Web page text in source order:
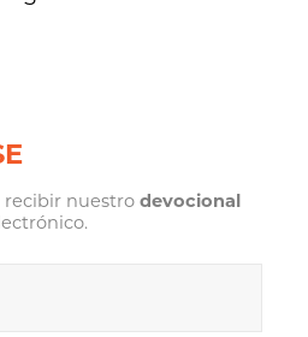
recibir nuestrodevocional